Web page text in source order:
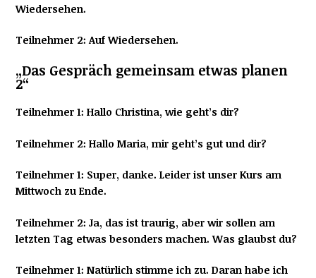
Wiedersehen.
Teilnehmer 2: Auf Wiedersehen.
„Das Gespräch gemeinsam etwas planen
2“
Teilnehmer 1: Hallo Christina, wie geht’s dir?
Teilnehmer 2: Hallo Maria, mir geht’s gut und dir?
Teilnehmer 1: Super, danke. Leider ist unser Kurs am
Mittwoch zu Ende.
Teilnehmer 2: Ja, das ist traurig, aber wir sollen am
letzten Tag etwas besonders machen. Was glaubst du?
Teilnehmer 1: Natürlich stimme ich zu. Daran habe ich